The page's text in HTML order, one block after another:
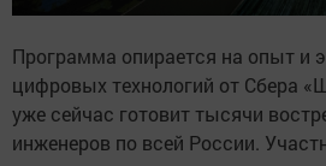
Программа опирается на опыт и
цифровых технологий от Сбера
уже сейчас готовит тысячи
инженеров по всей России.